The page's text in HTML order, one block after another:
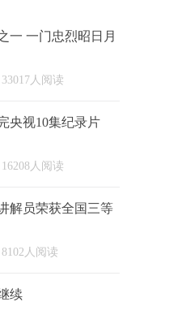
一 一门忠烈昭日月
人阅读
央视10集纪录片
人阅读
解员荣获全国三等
人阅读
续